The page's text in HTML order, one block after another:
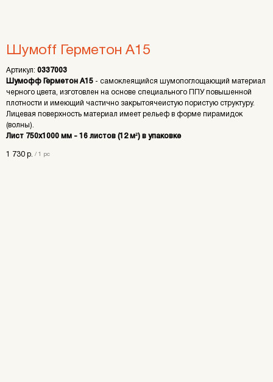
Шумоff Герметон А15
Артикул: 0337003
Шумофф Герметон А15 - самоклеящийся шумопоглощающий материал
черного цвета, изготовлен на основе специального ППУ повышенной
плотности и имеющий частично закрытоячеистую пористую структуру.
Лицевая поверхность материал имеет рельеф в форме пирамидок
(волны).
Лист 750х1000 мм - 16 листов (12 м²) в упаковке
1 730 р. / 1 pc